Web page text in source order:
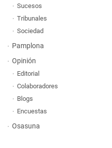
Sucesos
Tribunales
Sociedad
Pamplona
Opinión
Editorial
Colaboradores
Blogs
Encuestas
Osasuna